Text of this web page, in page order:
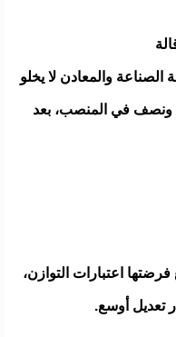
الصناعة والمعادن لا يخلو
ونصف في المنصب، بعد
اعتبارات التوازن،
تعديل أوسع.